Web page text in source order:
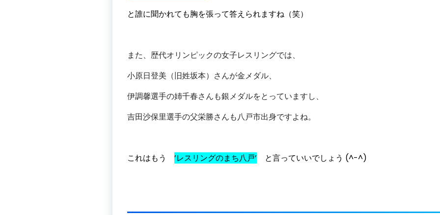
と誰に聞かれても胸を張って答えられますね（笑）
また、歴代オリンピックの女子レスリングでは、
小原日登美（旧姓坂本）さんが金メダル、
伊調馨選手の姉千春さんも銀メダルをとっていますし、
吉田沙保里選手の父栄勝さんも八戸市出身ですよね。
これはもう ’レスリングのまち八戸’ と言っていいでしょう (^-^)